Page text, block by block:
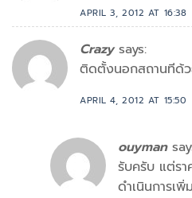
APRIL 3, 2012 AT 16:38
Crazy says:
ติดตั้งนอกสถานทีด้ว
APRIL 4, 2012 AT 15:50
ouyman
รับครับ แต่ร
ดำเนินการเพิ่ม